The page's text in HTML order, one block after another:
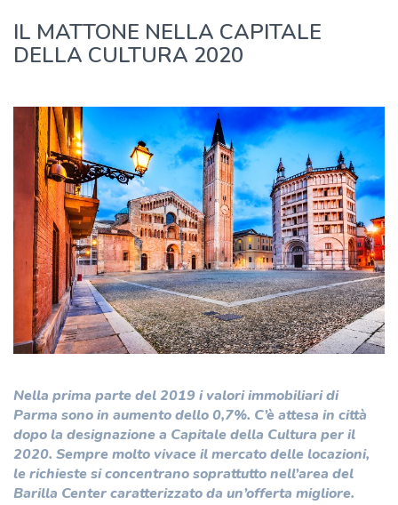
IL MATTONE NELLA CAPITALE
DELLA CULTURA 2020
Nella prima parte del 2019 i valori immobiliari di
Parma sono in aumento dello 0,7%. C’è attesa in città
dopo la designazione a Capitale della Cultura per il
2020. Sempre molto vivace il mercato delle locazioni,
le richieste si concentrano soprattutto nell’area del
Barilla Center caratterizzato da un’offerta migliore.